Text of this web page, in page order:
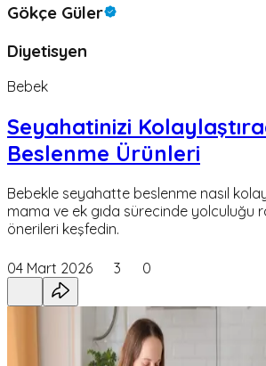
Gökçe Güler
Diyetisyen
Bebek
Seyahatinizi
Beslenme Ürünleri
Bebekle seyahatte beslenme nasıl
mama ve ek gıda sürecinde
önerileri keşfedin.
04 Mart 2026 3 0